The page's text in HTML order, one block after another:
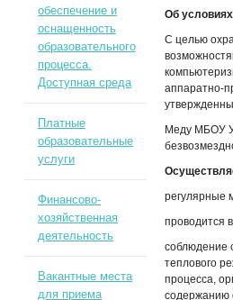
Об
С целью
аппаратно-
Меду МБОУ
регулярные
проводится
соблюдение
теплового
процесса,
содержанию
обеспечение и
оснащенность
образовательного
процесса.
Доступная среда
Платные
образовательные
услуги
Финансово-
хозяйственная
деятельность
Вакантные места
для приема